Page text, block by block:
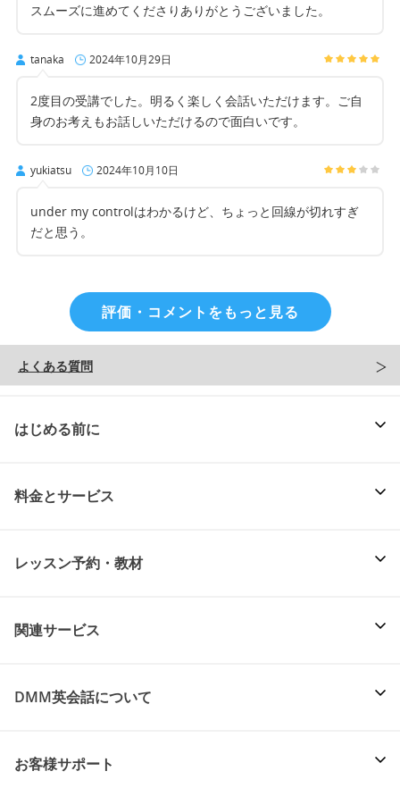
スムーズに進めてくださりありがとうございました。
tanaka 2024年10月29日
2度目の受講でした。明るく楽しく会話いただけます。ご自
身のお考えもお話しいただけるので面白いです。
yukiatsu 2024年10月10日
under my controlはわかるけど、ちょっと回線が切れすぎ
だと思う。
評価・コメントをもっと見る
よくある質問
はじめる前に
料金とサービス
レッスン予約・教材
関連サービス
DMM英会話について
お客様サポート